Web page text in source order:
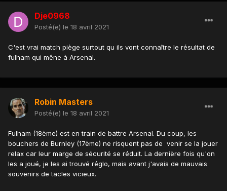
Dje0968
Posté(e) le 18 avril 2021
C'est vrai match piège surtout qu ils vont connaître le résultat de
fulham qui mêne à Arsenal.
Robin Masters
Posté(e) le 18 avril 2021
Fulham (18ème) est en train de battre Arsenal. Du coup, les
bouchers de Burnley (17ème) ne risquent pas de venir se la jouer
relax car leur marge de sécurité se réduit. La dernière fois qu'on
les a joué, je les ai trouvé réglo, mais avant j'avais de mauvais
souvenirs de tacles vicieux.